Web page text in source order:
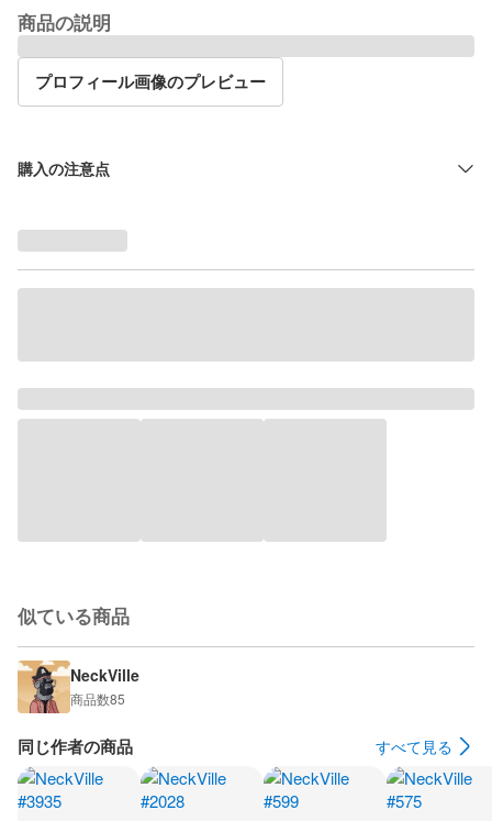
商品の説明
プロフィール画像のプレビュー
購入の注意点
似ている商品
NeckVille
商品数85
同じ作者の商品 すべて見る